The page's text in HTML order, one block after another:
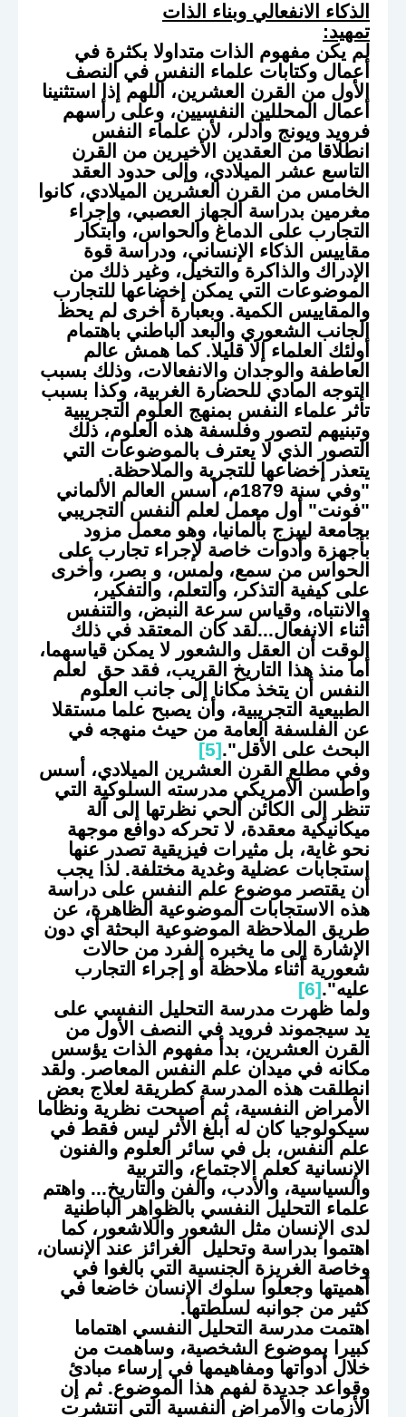
الذكاء الانفعالي وبناء الذات
تمهيد:
لم يكن مفهوم الذات متداولا بكثرة في
أعمال وكتابات علماء النفس في النصف
الأول من القرن العشرين، اللهم إذا استثنينا
أعمال المحللين النفسيين، وعلى رأسهم
فرويد ويونج وآدلر، لأن علماء النفس
انطلاقا من العقدين الأخيرين من القرن
التاسع عشر الميلادي، وإلى حدود العقد
الخامس من القرن العشرين الميلادي، كانوا
مغرمين بدراسة الجهاز العصبي، وإجراء
التجارب على الدماغ والحواس، وابتكار
مقاييس الذكاء الإنساني، ودراسة قوة
الإدراك والذاكرة والتخيل، وغير ذلك من
الموضوعات التي يمكن إخضاعها للتجارب
والمقاييس الكمية. وبعبارة أخرى لم يحظ
الجانب الشعوري والبعد الباطني باهتمام
أولئك العلماء إلا قليلا. كما همش عالم
العاطفة والوجدان والانفعالات، وذلك بسبب
التوجه المادي للحضارة الغربية، وكذا بسبب
تأثر علماء النفس بمنهج العلوم التجريبية
وتبنيهم لتصور وفلسفة هذه العلوم، ذلك
التصور الذي لا يعترف بالموضوعات التي
يتعذر إخضاعها للتجربة والملاحظة.
"وفي سنة 1879م، أسس العالم الألماني
"فونت" أول معمل لعلم النفس التجريبي
بجامعة لييزج بألمانيا، وهو معمل مزود
بأجهزة وأدوات خاصة لإجراء تجارب على
الحواس من سمع، ولمس، و بصر، وأخرى
على كيفية التذكر، والتعلم، والتفكير،
والانتباه، وقياس سرعة النبض، والتنفس
أثناء الانفعال...لقد كان المعتقد في ذلك
الوقت أن العقل والشعور لا يمكن قياسهما،
أما منذ هذا التاريخ القريب، فقد حق لعلم
النفس أن يتخذ مكانا إلى جانب العلوم
الطبيعية التجريبية، وأن يصبح علما مستقلا
عن الفلسفة العامة من حيث منهجه في
البحث على الأقل".[5]
وفي مطلع القرن العشرين الميلادي، أسس
واطسن الأمريكي مدرسته السلوكية التي
تنظر إلى الكائن الحي نظرتها إلى آلة
ميكانيكية معقدة، لا تحركه دوافع موجهة
نحو غاية، بل مثيرات فيزيقية تصدر عنها
استجابات عضلية وغدية مختلفة. لذا يجب
أن يقتصر موضوع علم النفس على دراسة
هذه الاستجابات الموضوعية الظاهرة، عن
طريق الملاحظة الموضوعية البحثة أي دون
الإشارة إلى ما يخبره الفرد من حالات
شعورية أثناء ملاحظة أو إجراء التجارب
عليه".[6]
ولما ظهرت مدرسة التحليل النفسي على
يد سيجموند فرويد في النصف الأول من
القرن العشرين، بدأ مفهوم الذات يؤسس
مكانه في ميدان علم النفس المعاصر. ولقد
انطلقت هذه المدرسة كطريقة لعلاج بعض
الأمراض النفسية، ثم أصبحت نظرية ونظاما
سيكولوجيا كان له أبلغ الأثر ليس فقط في
علم النفس، بل في سائر العلوم والفنون
الإنسانية كعلم الاجتماع، والتربية
والسياسية، والأدب، والفن والتاريخ... واهتم
علماء التحليل النفسي بالظواهر الباطنية
لدى الإنسان مثل الشعور واللاشعور، كما
اهتموا بدراسة وتحليل الغرائز عند الإنسان،
وخاصة الغريزة الجنسية التي بالغوا في
أهميتها وجعلوا سلوك الإنسان خاضعا في
كثير من جوانبه لسلطتها.
اهتمت مدرسة التحليل النفسي اهتماما
كبيرا بموضوع الشخصية، وساهمت من
خلال أدواتها ومفاهيمها في إرساء مبادئ
وقواعد جديدة لفهم هذا الموضوع. ثم إن
الأزمات والأمراض النفسية التي انتشرت